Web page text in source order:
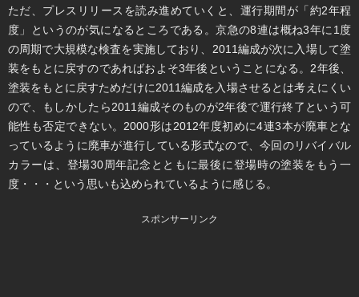
ただ、プレスリリースを読み進めていくと、運行期間が「約2年程
度」というのが気になるところである。京急の8連は概ね3年に1度
の周期で大規模な検査を実施しており、2011編成が次に入場して塗
装をもとに戻すのであればおよそ3年後ということになる。2年後、
塗装をもとに戻すためだけに2011編成を入場させるとは考えにくい
ので、もしかしたら2011編成そのものが2年後で運行終了という可
能性も否定できない。2000形は2012年度初めに4連3本が廃車とな
っているように廃車が進行している形式なので、今回のリバイバル
カラーは、登場30周年記念とともに最後に登場時の塗装をもう一
度・・・という思いも込められているように感じる。
スポンサーリンク